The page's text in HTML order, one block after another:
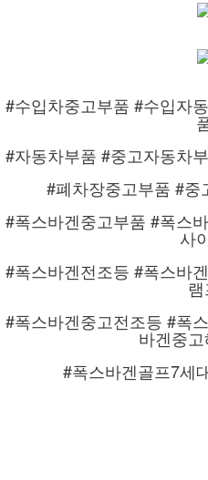
#수입차중고부품 #수입자
#자동차부품 #중고자동차
#폐차장중고부품 #중
#폭스바겐중고부품 #폭스
사
#폭스바겐전조등 #폭스바
#폭스바겐중고전조등 #폭
바겐중
#폭스바겐골프7세